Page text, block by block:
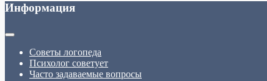
Информация
Советы логопеда
Психолог советует
Часто задаваемые вопросы